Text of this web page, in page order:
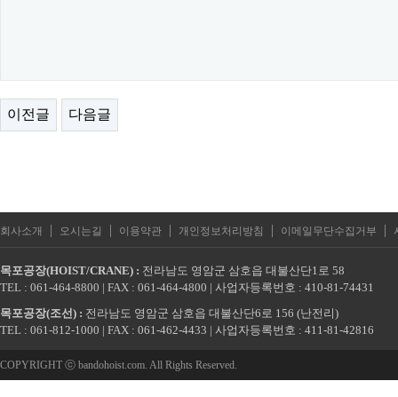
이전글 다음글
회사소개 | 오시는길 | 이용약관 | 개인정보처리방침 | 이메일무단수집거부 |
목포공장(HOIST/CRANE) : 전라남도 영암군 삼호읍 대불산단1로 58
TEL : 061-464-8800 | FAX : 061-464-4800 | 사업자등록번호 : 410-81-74431
목포공장(조선) : 전라남도 영암군 삼호읍 대불산단6로 156 (난전리)
TEL : 061-812-1000 | FAX : 061-462-4433 | 사업자등록번호 : 411-81-42816
COPYRIGHT ⓒ bandohoist.com. All Rights Reserved.